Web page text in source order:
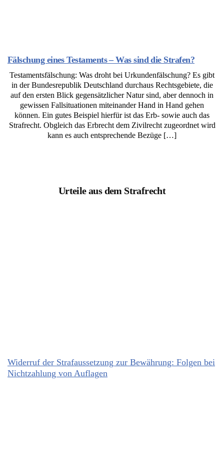
Fälschung eines Testaments – Was sind die Strafen?
Testamentsfälschung: Was droht bei Urkundenfälschung? Es gibt
in der Bundesrepublik Deutschland durchaus Rechtsgebiete, die
auf den ersten Blick gegensätzlicher Natur sind, aber dennoch in
gewissen Fallsituationen miteinander Hand in Hand gehen
können. Ein gutes Beispiel hierfür ist das Erb- sowie auch das
Strafrecht. Obgleich das Erbrecht dem Zivilrecht zugeordnet wird
kann es auch entsprechende Bezüge […]
Urteile aus dem Strafrecht
Widerruf der Strafaussetzung zur Bewährung: Folgen bei
Nichtzahlung von Auflagen